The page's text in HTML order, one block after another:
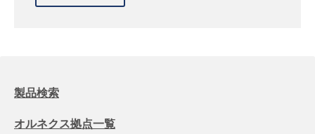
製品検索
オルネクス拠点一覧